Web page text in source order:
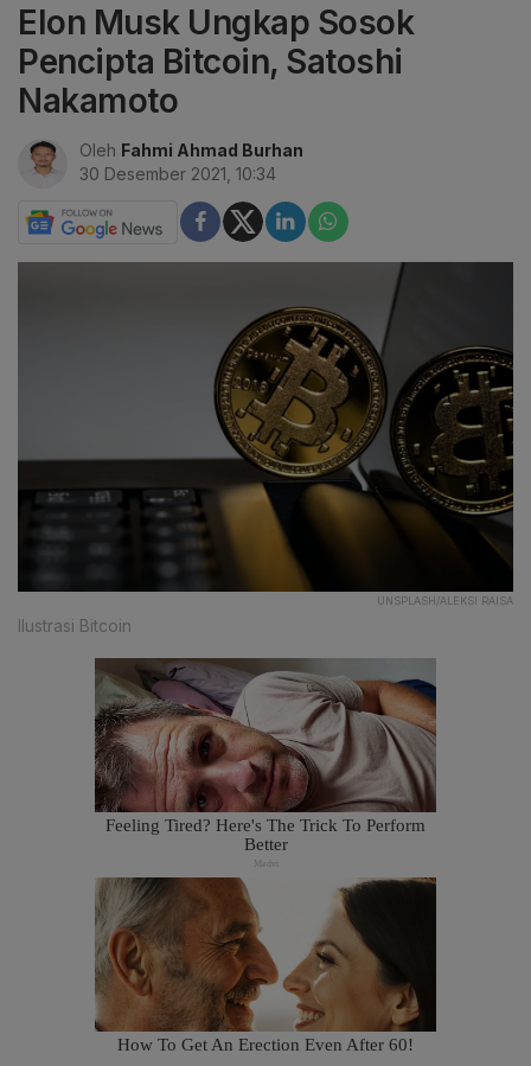
Elon Musk Ungkap Sosok
Pencipta Bitcoin, Satoshi
Nakamoto
Oleh Fahmi Ahmad Burhan
30 Desember 2021, 10:34
UNSPLASH/ALEKSI RAISA
Ilustrasi Bitcoin